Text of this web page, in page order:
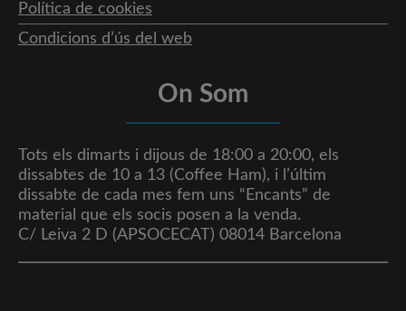
Política de cookies
Condicions d’ús del web
On Som
Tots els dimarts i dijous de 18:00 a 20:00, els
dissabtes de 10 a 13 (Coffee Ham), i l’últim
dissabte de cada mes fem uns “Encants” de
material que els socis posen a la venda.
C/ Leiva 2 D (APSOCECAT) 08014 Barcelona